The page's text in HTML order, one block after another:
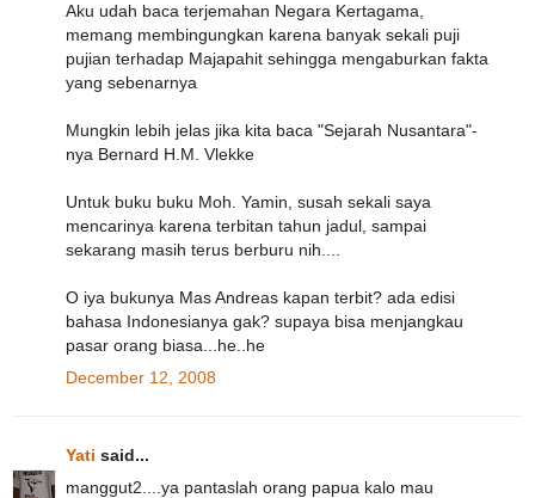
Aku udah baca terjemahan Negara Kertagama,
memang membingungkan karena banyak sekali puji
pujian terhadap Majapahit sehingga mengaburkan fakta
yang sebenarnya
Mungkin lebih jelas jika kita baca "Sejarah Nusantara"-
nya Bernard H.M. Vlekke
Untuk buku buku Moh. Yamin, susah sekali saya
mencarinya karena terbitan tahun jadul, sampai
sekarang masih terus berburu nih....
O iya bukunya Mas Andreas kapan terbit? ada edisi
bahasa Indonesianya gak? supaya bisa menjangkau
pasar orang biasa...he..he
December 12, 2008
Yati said...
manggut2....ya pantaslah orang papua kalo mau